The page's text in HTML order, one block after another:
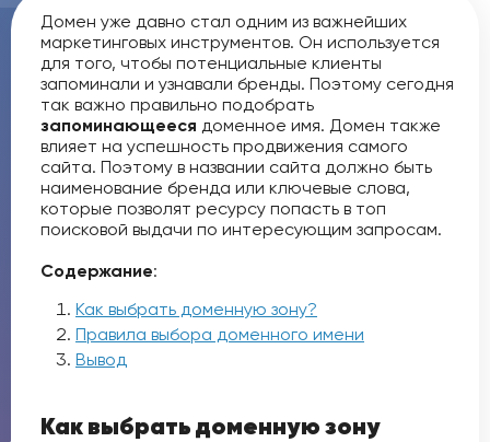
Домен уже давно стал одним из важнейших
маркетинговых инструментов. Он используется
для того, чтобы потенциальные клиенты
запоминали и узнавали бренды. Поэтому сегодня
так важно правильно подобрать
запоминающееся доменное имя. Домен также
влияет на успешность продвижения самого
сайта. Поэтому в названии сайта должно быть
наименование бренда или ключевые слова,
которые позволят ресурсу попасть в топ
поисковой выдачи по интересующим запросам.
Содержание:
Как выбрать доменную зону?
Правила выбора доменного имени
Вывод
Как выбрать доменную зону